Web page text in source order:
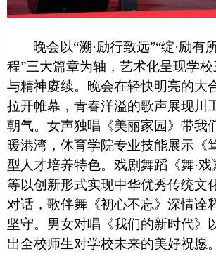
晚会以“溯·励行致远”“绽·励有
程”三大篇章为轴，艺术化呈现学
与精神赓续。晚会在轻快明亮的大
拉开帷幕，青春洋溢的歌声展现川
朝气。女声独唱《美丽家园》带我
暖港湾，体育学院专业技能展示《
型人才培养特色。戏剧舞蹈《舞·戏
等以创新形式实现中华优秀传统文
对话，歌伴舞《初心不忘》深情诠
坚守。男女对唱《我们的新时代》
出全校师生对学校未来的美好祝愿。